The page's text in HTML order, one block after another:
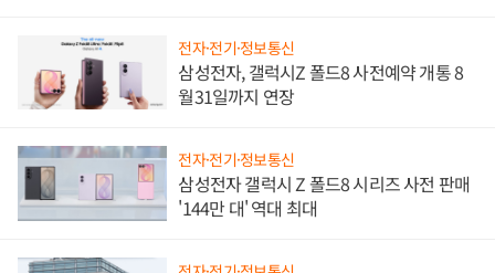
전자·전기·정보통신
삼성전자, 갤럭시Z 폴드8 사전예약 개통 8
월31일까지 연장
전자·전기·정보통신
삼성전자 갤럭시 Z 폴드8 시리즈 사전 판매
'144만 대' 역대 최대